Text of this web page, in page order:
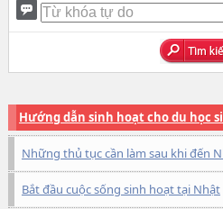
Hướng dẫn sinh hoạt cho du học
Những thủ tục cần làm sau khi đến
Bắt đầu cuộc sống sinh hoạt tại Nhật